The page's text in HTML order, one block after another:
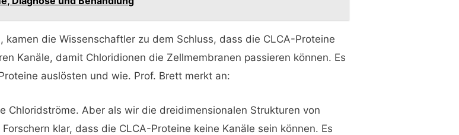
die Wissenschaftler zu dem Schluss, dass die CLCA-Proteine
Kanäle, damit Chloridionen die Zellmembranen passieren können. Es
auslösten und wie. Prof. Brett merkt an:
Chloridströme. Aber als wir die dreidimensionalen Strukturen von
klar, dass die CLCA-Proteine keine Kanäle sein können. Es